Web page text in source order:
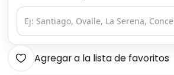
Agregar a la lista de favoritos